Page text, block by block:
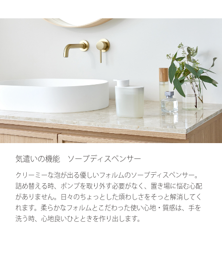
気遣いの機能 ソープディスペンサー
クリーミーな泡が出る優しいフォルムのソープディスペンサー。
詰め替える時、ポンプを取り外す必要がなく、置き場に悩む心配
がありません。日々のちょっとした煩わしさをそっと解消してく
れます。柔らかなフォルムとこだわった使い心地・質感は、手を
洗う時、心地良いひとときを作り出します。